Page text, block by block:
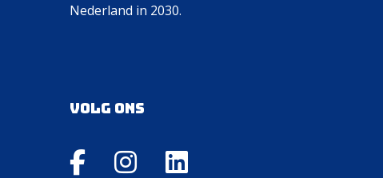
Nederland in 2030.
Volg ons